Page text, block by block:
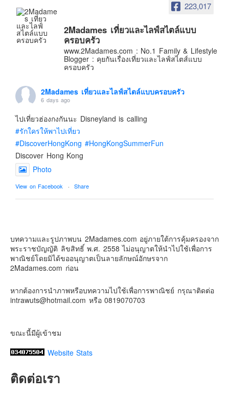
ฟิลิปปินส์
ออสเตรเลีย
นิวซีแลนด์
บทความครอบครัว
Beauty Review
รีวิวสายการบิน
Products & Applications
Events & PR News
About Us
Contact & Support Us
223,017
2Madames เที่ยวและไลฟ์สไตล์แบบ
ครอบครัว
www.2Madames.com : No.1 Family & Lifestyle
Blogger : คุยกันเรื่องเที่ยวและไลฟ์สไตส์แบบ
ครอบครัว
2Madames เที่ยวและไลฟ์สไตล์แบบครอบครัว
6 days ago
ไปเที่ยวฮ่องกงกันนะ Disneyland is calling
#รักใครให้พาไปเที่ยว
#DiscoverHongKong #HongKongSummerFun
Discover Hong Kong
Photo
View on Facebook · Share
เตรียมไว้หนวด ถอยปืนลูกซอง
#น้องเกรซ #ลูกสาวเราเป็นสาวแล้ว
Photo
บทความและรูปภาพบน 2Madames.com อยู่ภายใต้การคุ้มครองจาก
พระราชบัญญัติ ลิขสิทธิ์ พ.ศ. 2558 ไม่อนุญาตให้นำไปใช้เพื่อการ
พาณิชย์โดยมิได้ขออนุญาตเป็นลายลักษณ์อักษรจาก
2Madames.com ก่อน
หากต้องการนำภาพหรือบทความไปใช้เพื่อการพาณิชย์ กรุณาติดต่อ
intrawuts@hotmail.com หรือ 0819070703
ขณะนี้มีผู้เข้าชม
Website Stats
ติดต่อเรา